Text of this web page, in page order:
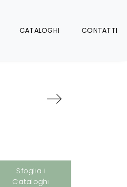
CATALOGHI CONTATTI
Sfoglia i
Cataloghi